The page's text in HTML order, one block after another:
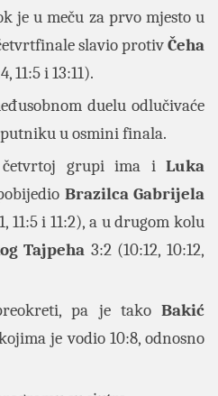
je u meču za prvo mjesto u
slavio protivČeha
11:5 i 13:11).
duelu odlučivaće
u osmini finala.
grupi ima i Luka
Brazilca Gabrijela
11:5 i 11:2), a u drugom kolu
Tajpeha 3:2 (10:12, 10:12,
pa je tako Bakić
je vodio 10:8, odnosno